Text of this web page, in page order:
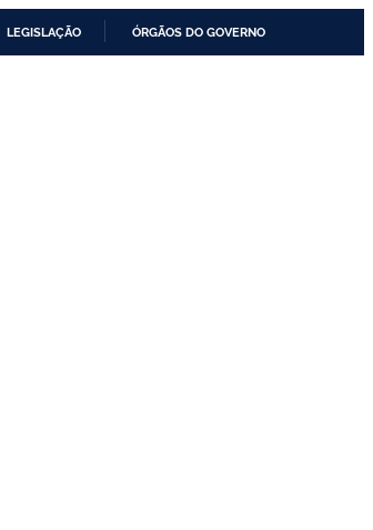
LEGISLAÇÃO ÓRGÃOS DO GOVERNO